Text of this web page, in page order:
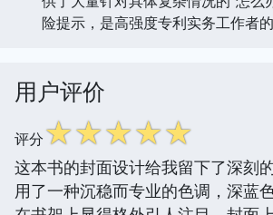
险提示，是高强度专利实务工作者的
用户评价
评分☆☆☆☆☆
这本书的封面设计给我留下了深刻
用了一种沉稳而专业的色调，深蓝